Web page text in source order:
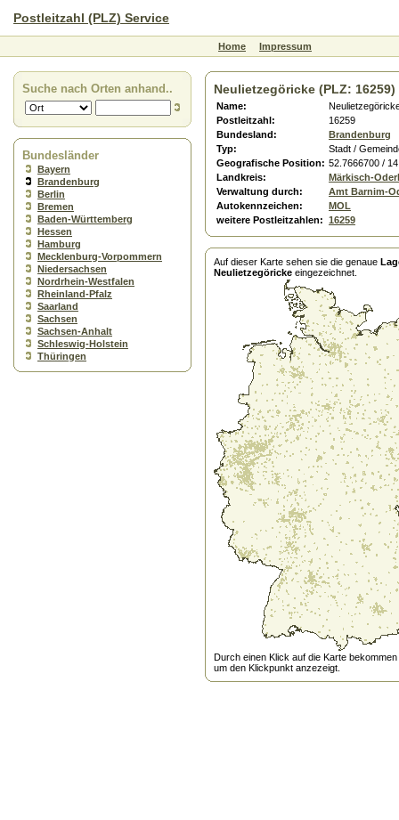
Postleitzahl (PLZ) Service
Home Impressum
Suche nach Orten anhand..
Bundesländer
Bayern
Brandenburg
Berlin
Bremen
Baden-Württemberg
Hessen
Hamburg
Mecklenburg-Vorpommern
Niedersachsen
Nordrhein-Westfalen
Rheinland-Pfalz
Saarland
Sachsen
Sachsen-Anhalt
Schleswig-Holstein
Thüringen
Neulietzegöricke (PLZ: 16259)
Name:
Postleitzahl:
16259
Bundesland:
Brandenburg
Typ:
Stadt /
Geografische Position: 52.7666700 /
Landkreis:
Märkisch-
Verwaltung durch:
Amt Barnim-
Autokennzeichen:
MOL
weitere Postleitzahlen: 16259
Auf dieser Karte sehen sie die genaue
Neulietzegöricke eingezeichnet.
Durch einen Klick auf die Karte
um den Klickpunkt anzezeigt.